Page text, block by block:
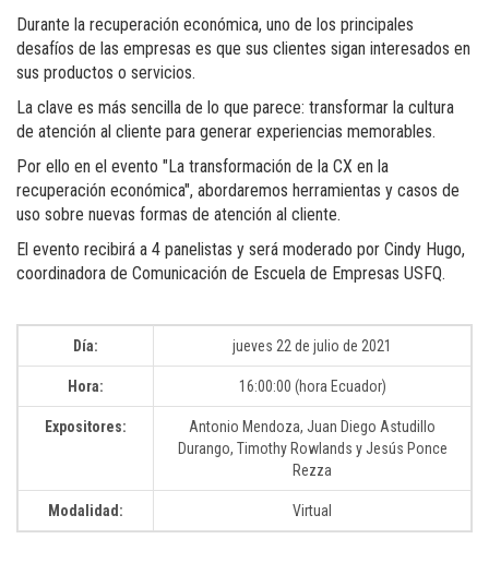
Durante la recuperación económica, uno de los principales
desafíos de las empresas es que sus clientes sigan interesados en
sus productos o servicios.
La clave es más sencilla de lo que parece: transformar la cultura
de atención al cliente para generar experiencias memorables.
Por ello en el evento "La transformación de la CX en la
recuperación económica", abordaremos herramientas y casos de
uso sobre nuevas formas de atención al cliente.
El evento recibirá a 4 panelistas y será moderado por Cindy Hugo,
coordinadora de Comunicación de Escuela de Empresas USFQ.
Día: jueves 22 de julio de 2021
Hora: 16:00:00 (hora Ecuador)
Expositores:
Antonio Mendoza, Juan Diego Astudillo
Durango, Timothy Rowlands y Jesús Ponce
Rezza
Modalidad: Virtual